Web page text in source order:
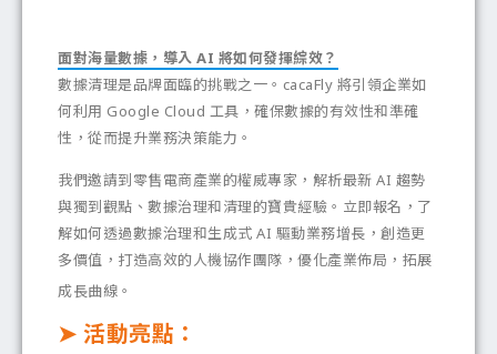
面對海量數據，導入 AI 將如何發揮綜效？
數據清理是品牌面臨的挑戰之一。cacaFly 將引領企業如
何利用 Google Cloud 工具，確保數據的有效性和準確
性，從而提升業務決策能力。
我們邀請到零售電商產業的權威專家，解析最新 AI 趨勢
與獨到觀點、數據治理和清理的寶貴經驗。立即報名，了
解如何透過數據治理和生成式 AI 驅動業務增長，創造更
多價值，打造高效的人機協作團隊，優化產業佈局，拓展
成長曲線。
➤ 活動亮點：